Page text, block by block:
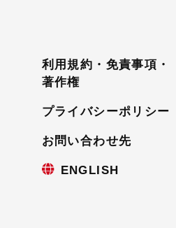
利用規約・免責事項・
著作権
プライバシーポリシー
お問い合わせ先
ENGLISH